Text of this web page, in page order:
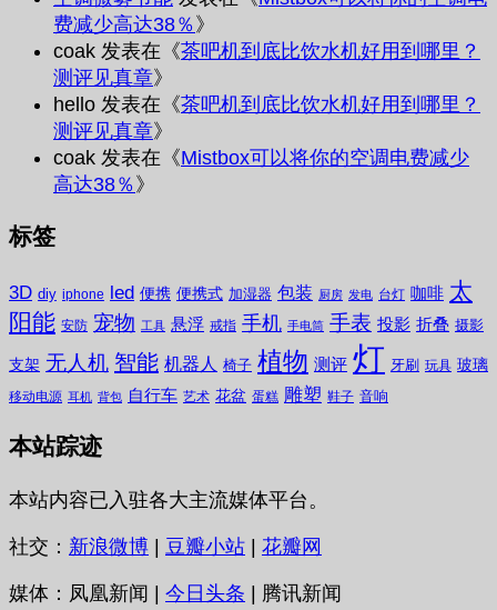
费减少高达38％ 》
coak 发表在《茶吧机到底比饮水机好用到哪里？
测评见真章》
hello 发表在《茶吧机到底比饮水机好用到哪里？
测评见真章》
coak 发表在《Mistbox可以将你的空调电费减少
高达38％ 》
标签
3D diy iphone led 便携 便携式 加湿器 包装 厨房 发电 台灯 咖啡 太
阳能 安防 宠物 工具 悬浮 戒指 手机 手电筒 手表 投影 折叠 摄影
支架 无人机 智能 机器人 椅子 植物 测评 灯 牙刷 玩具 玻璃
移动电源 耳机 背包 自行车 艺术 花盆 蛋糕 雕塑 鞋子 音响
本站踪迹
本站内容已入驻各大主流媒体平台。
社交： 新浪微博 | 豆瓣小站 | 花瓣网
媒体：凤凰新闻 | 今日头条 | 腾讯新闻